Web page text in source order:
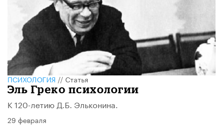
ПСИХОЛОГИЯ // Статья
Эль Греко психологии
К 120-летию Д.Б. Эльконина.
29 февраля